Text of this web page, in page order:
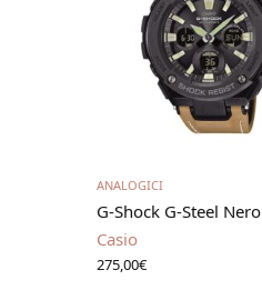
ANALOGICI
G-Shock G-Steel Nero
Casio
275,00€